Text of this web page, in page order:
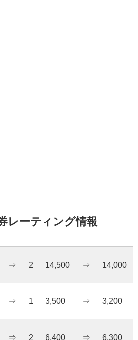
レーティング情報
⇒ 2 14,500 ⇒ 14,000
⇒ 1 3,500 ⇒ 3,200
⇒ 2 6,400 ⇒ 6,300